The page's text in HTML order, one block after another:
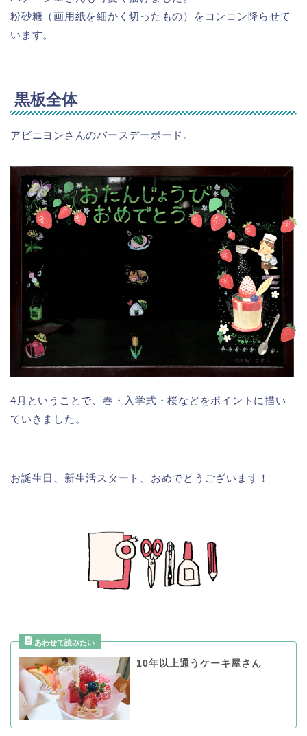
粉砂糖（画用紙を細かく切ったもの）をコンコン降らせて
います。
黒板全体
アビニヨンさんのバースデーボード。
4月ということで、春・入学式・桜などをポイントに描い
ていきました。
お誕生日、新生活スタート、おめでとうございます！
10年以上通うケーキ屋さん